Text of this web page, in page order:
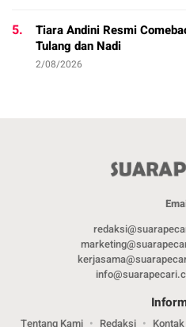
5.
Tiara Andini Resmi
Tulang dan Nadi
2/08/2026
Tentang Kami Redaksi